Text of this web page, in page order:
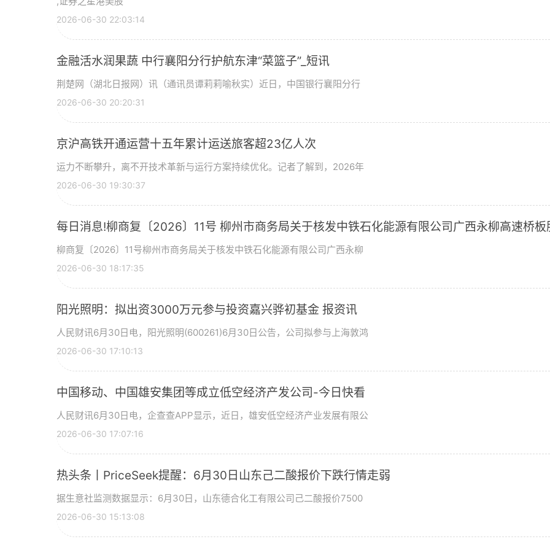
2026-06-30 22:03:14
金融活水润果蔬 中行襄阳分行护航东津“菜篮子”_短讯
荆楚网（湖北日报网）讯（通讯员谭莉莉喻秋实）近日，中国银行襄阳分行
2026-06-30 20:20:31
京沪高铁开通运营十五年累计运送旅客超23亿人次
运力不断攀升，离不开技术革新与运行方案持续优化。记者了解到，2026年
2026-06-30 19:30:37
每日消息!柳商复〔2026〕11号 柳州市商务局关于核发中铁石化能源有限公司广西永柳高速桥板
区南区加油站等2座加油站成品油零售经营批准证书的批复
柳商复〔2026〕11号柳州市商务局关于核发中铁石化能源有限公司广西永柳
2026-06-30 18:17:35
阳光照明：拟出资3000万元参与投资嘉兴骅初基金 报资讯
人民财讯6月30日电，阳光照明(600261)6月30日公告，公司拟参与上海敦鸿
2026-06-30 17:10:13
中国移动、中国雄安集团等成立低空经济产发公司-今日快看
人民财讯6月30日电，企查查APP显示，近日，雄安低空经济产业发展有限公
2026-06-30 17:07:16
热头条丨PriceSeek提醒：6月30日山东己二酸报价下跌行情走弱
据生意社监测数据显示：6月30日，山东德合化工有限公司己二酸报价7500
2026-06-30 15:13:08